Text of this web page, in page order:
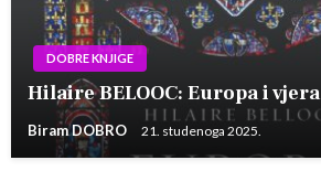
DOBRE KNJIGE
Hilaire BELOOC: Europa i vjera
Biram DOBRO 21. studenoga 2025.